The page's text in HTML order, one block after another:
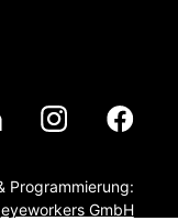
Programmierung:
eyeworkers GmbH